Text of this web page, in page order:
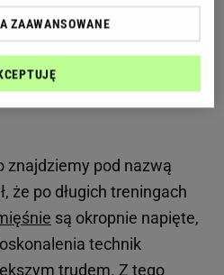
pokazuje stretching do
- wyraźnie
znajdziemy pod nazwą
że po długich treningach
są okropnie napięte,
technik
trudem. Z tego
ZAAWANSOWANE